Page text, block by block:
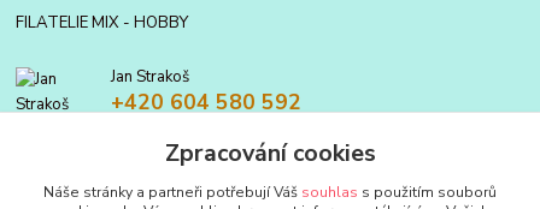
FILATELIE MIX - HOBBY
Jan Strakoš
+420 604 580 592
filatelie.mix@seznam.czZpracování cookies
Náše stránky a partneři potřebují Váš souhlas s použitím souborů